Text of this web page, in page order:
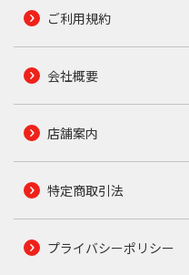
ご利用規約
会社概要
店舗案内
特定商取引法
プライバシーポリシー